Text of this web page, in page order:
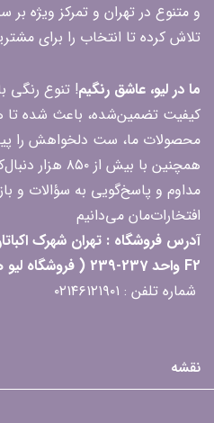
و متنوع در تهران و تمرکز
تلاش کرده تا انتخاب را برای
ما در لیو، عاشق رنگیم! تنوع رنگی
کیفیت تضمین‌شده، باعث شده تا
محصولات ما، ست دلخواهش را
همچنین با بیش از
مداوم و پاسخ‌گویی به سؤالات و
افتخارات‌مان می‌دانیم
آدرس فروشگاه : تهران شهرک
F2 واحد 237-239 ( فروشگاه لیو هپی)
شماره تلفن : ۰۲۱۴۶۱۲۱۹۰۱
نقشه